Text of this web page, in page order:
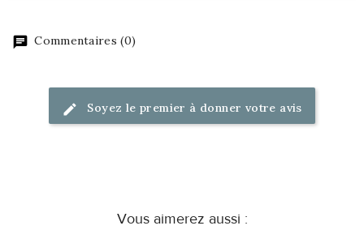
Commentaires (0)
Soyez le premier à donner votre avis
Vous aimerez aussi :